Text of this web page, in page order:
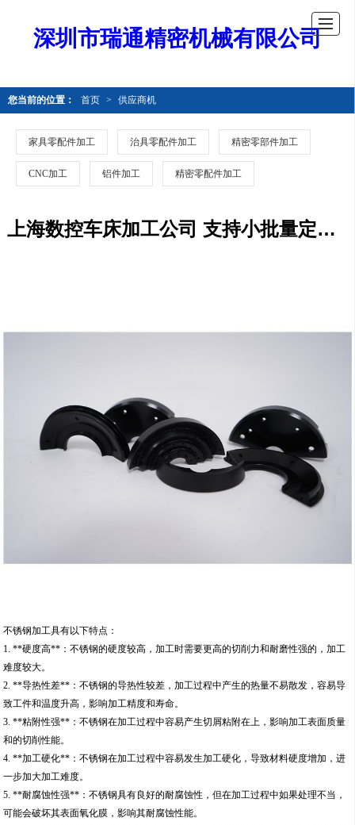
深圳市瑞通精密机械有限公司
您当前的位置： 首页 > 供应商机
家具零配件加工 治具零配件加工 精密零部件加工
CNC加工 铝件加工 精密零配件加工
上海数控车床加工公司 支持小批量定制 瑞通精密
不锈钢加工具有以下特点：
1. **硬度高**：不锈钢的硬度较高，加工时需要更高的切削力和耐磨性强的，加工
难度较大。
2. **导热性差**：不锈钢的导热性较差，加工过程中产生的热量不易散发，容易导
致工件和温度升高，影响加工精度和寿命。
3. **粘附性强**：不锈钢在加工过程中容易产生切屑粘附在上，影响加工表面质量
和的切削性能。
4. **加工硬化**：不锈钢在加工过程中容易发生加工硬化，导致材料硬度增加，进
一步加大加工难度。
5. **耐腐蚀性强**：不锈钢具有良好的耐腐蚀性，但在加工过程中如果处理不当，
可能会破坏其表面氧化膜，影响其耐腐蚀性能。